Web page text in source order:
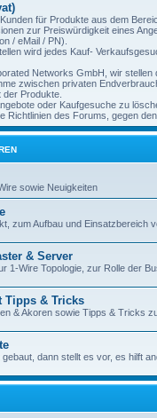
für Produkte aus dem
zur Preiswürdigkeit eines
/ eMail / PN).
wird jedes Kauf-
Networks GmbH, wir
zwischen privaten
der Produkte.
oder Kaufgesuche zu
Richtlinien des Forums, gegen
sowie Neuigkeiten
zum Aufbau und Einsatzbereich
& Server
1-Wire Topologie, zur Rolle der
Tipps & Tricks
& Akoren sowie Tipps & Tricks
gebaut, dann stellt es vor, es hilft